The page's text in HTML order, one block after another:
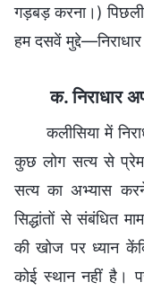
गड़बड़ करना।)
हम दसवें
क. निराधार
कलीसिया में
कुछ लोग सत्य से
सत्य का अभ्यास
सिद्धांतों से संबंधित
की खोज पर ध्यान
कोई स्थान नहीं है।